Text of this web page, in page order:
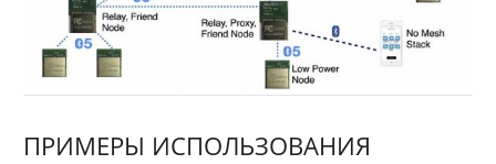
ПРИМЕРЫ ИСПОЛЬЗОВАНИЯ